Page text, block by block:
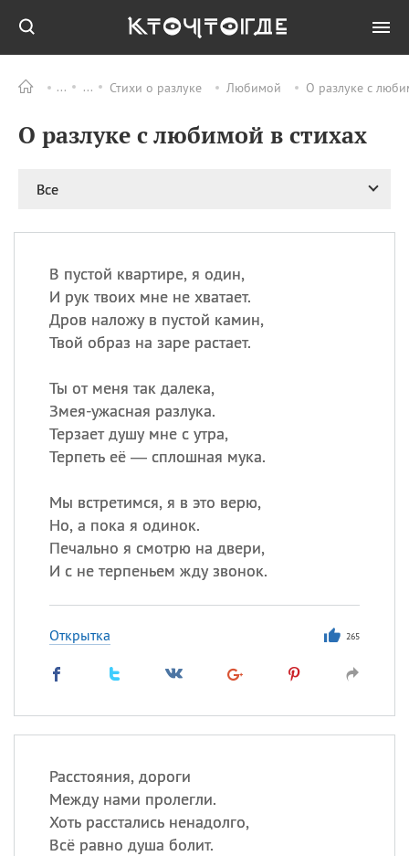
Стихи о разлуке Любимой О разлуке с
О разлуке с любимой в стихах
Все
В пустой квартире, я один,
И рук твоих мне не хватает.
Дров наложу в пустой камин,
Твой образ на заре растает.
Ты от меня так далека,
Змея-ужасная разлука.
Терзает душу мне с утра,
Терпеть её — сплошная мука.
Мы встретимся, я в это верю,
Но, а пока я одинок.
Печально я смотрю на двери,
И с не терпеньем жду звонок.
Открытка 265
Расстояния, дороги
Между нами пролегли.
Хоть расстались ненадолго,
Всё равно душа болит.
ПРАЗДНИКИ Все
06.08 Преображение
Бориса и Глеба, во
Романа и Давида
07.08 День ассирийских
мучеников
07.08 Национальный день
07.08
ИМЕНА
Сегодня празднуют именины
Анатолий
,Еще
Посмотреть значение